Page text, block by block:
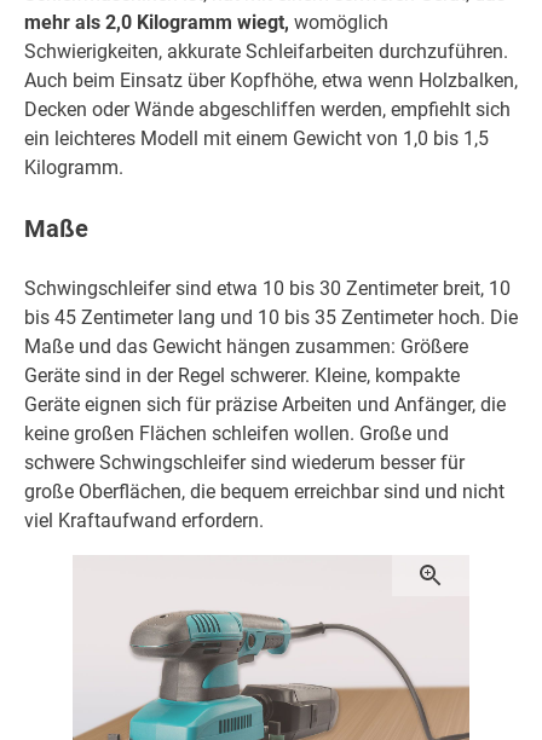
mehr als 2,0 Kilogramm wiegt, womöglich
Schwierigkeiten, akkurate Schleifarbeiten durchzuführen.
Auch beim Einsatz über Kopfhöhe, etwa wenn Holzbalken,
Decken oder Wände abgeschliffen werden, empfiehlt sich
ein leichteres Modell mit einem Gewicht von 1,0 bis 1,5
Kilogramm.
Maße
Schwingschleifer sind etwa 10 bis 30 Zentimeter breit, 10
bis 45 Zentimeter lang und 10 bis 35 Zentimeter hoch. Die
Maße und das Gewicht hängen zusammen: Größere
Geräte sind in der Regel schwerer. Kleine, kompakte
Geräte eignen sich für präzise Arbeiten und Anfänger, die
keine großen Flächen schleifen wollen. Große und
schwere Schwingschleifer sind wiederum besser für
große Oberflächen, die bequem erreichbar sind und nicht
viel Kraftaufwand erfordern.